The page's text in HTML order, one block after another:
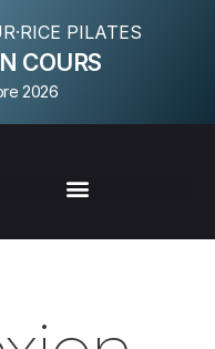
PILATES
COURS
2026